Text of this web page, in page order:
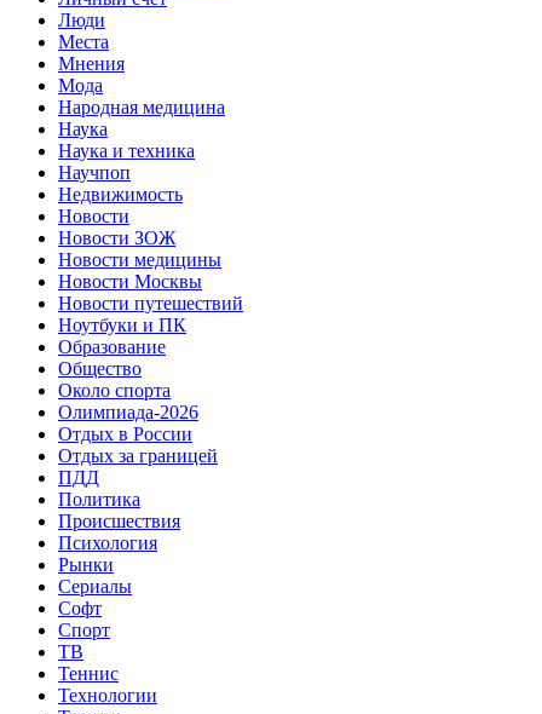
Люди
Места
Мнения
Мода
Народная медицина
Наука
Наука и техника
Научпоп
Недвижимость
Новости
Новости ЗОЖ
Новости медицины
Новости Москвы
Новости путешествий
Ноутбуки и ПК
Образование
Общество
Около спорта
Олимпиада-2026
Отдых в России
Отдых за границей
ПДД
Политика
Происшествия
Психология
Рынки
Сериалы
Софт
Спорт
ТВ
Теннис
Технологии